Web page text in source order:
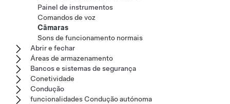
Painel de instrumentos
Comandos de voz
Câmaras
Sons de funcionamento normais
Abrir e fechar
Áreas de armazenamento
Bancos e sistemas de segurança
Conetividade
Condução
funcionalidades Condução autónoma